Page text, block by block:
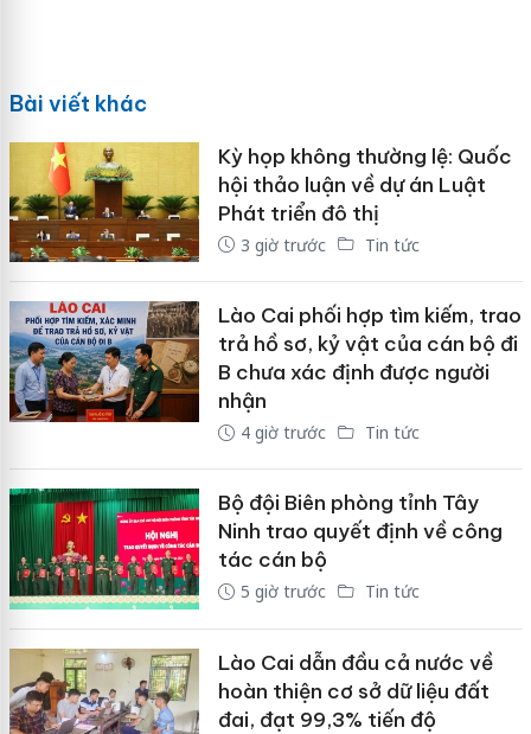
Bài viết khác
Kỳ họp không thường lệ: Quốc
hội thảo luận về dự án Luật
Phát triển đô thị
3 giờ trước Tin tức
Lào Cai phối hợp tìm kiếm, trao
trả hồ sơ, kỷ vật của cán bộ đi
B chưa xác định được người
nhận
4 giờ trước Tin tức
Bộ đội Biên phòng tỉnh Tây
Ninh trao quyết định về công
tác cán bộ
5 giờ trước Tin tức
Lào Cai dẫn đầu cả nước về
hoàn thiện cơ sở dữ liệu đất
đai, đạt 99,3% tiến độ